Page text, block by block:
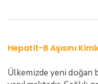
Hepatit-B Aşısını
Ülkemizde yeni